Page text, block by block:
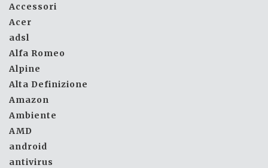
Accessori
Acer
adsl
Alfa Romeo
Alpine
Alta Definizione
Amazon
Ambiente
AMD
android
antivirus